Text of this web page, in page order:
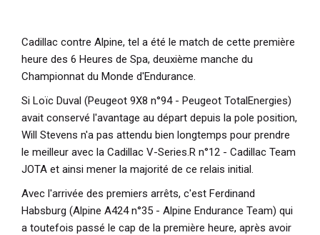
Cadillac contre Alpine, tel a été le match de cette première
heure des 6 Heures de Spa, deuxième manche du
Championnat du Monde d'Endurance.
Si Loïc Duval (Peugeot 9X8 n°94 - Peugeot TotalEnergies)
avait conservé l'avantage au départ depuis la pole position,
Will Stevens n'a pas attendu bien longtemps pour prendre
le meilleur avec la Cadillac V-Series.R n°12 - Cadillac Team
JOTA et ainsi mener la majorité de ce relais initial.
Avec l'arrivée des premiers arrêts, c'est Ferdinand
Habsburg (Alpine A424 n°35 - Alpine Endurance Team) qui
a toutefois passé le cap de la première heure, après avoir